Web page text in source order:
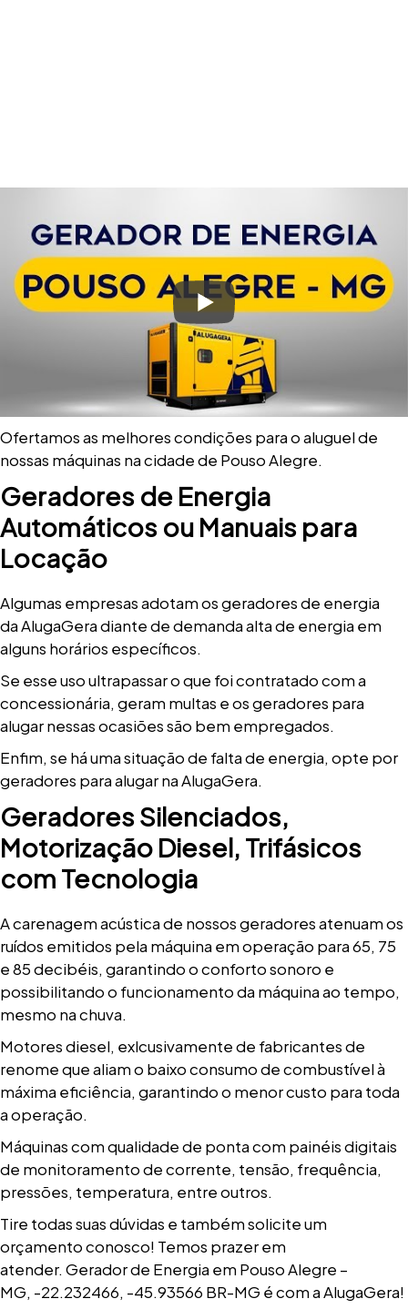
Ofertamos as melhores condições para o aluguel de
nossas máquinas na cidade de Pouso Alegre.
Geradores de Energia
Automáticos ou Manuais para
Locação
Algumas empresas adotam os geradores de energia
da AlugaGera diante de demanda alta de energia em
alguns horários específicos.
Se esse uso ultrapassar o que foi contratado com a
concessionária, geram multas e os geradores para
alugar nessas ocasiões são bem empregados.
Enfim, se há uma situação de falta de energia, opte por
geradores para alugar na AlugaGera.
Geradores Silenciados,
Motorização Diesel, Trifásicos
com Tecnologia
A carenagem acústica de nossos geradores atenuam os
ruídos emitidos pela máquina em operação para 65, 75
e 85 decibéis, garantindo o conforto sonoro e
possibilitando o funcionamento da máquina ao tempo,
mesmo na chuva.
Motores diesel, exlcusivamente de fabricantes de
renome que aliam o baixo consumo de combustível à
máxima eficiência, garantindo o menor custo para toda
a operação.
Máquinas com qualidade de ponta com painéis digitais
de monitoramento de corrente, tensão, frequência,
pressões, temperatura, entre outros.
Tire todas suas dúvidas e também solicite um
orçamento conosco! Temos prazer em
atender. Gerador de Energia em Pouso Alegre –
MG, -22.232466, -45.93566 BR-MG é com a AlugaGera!